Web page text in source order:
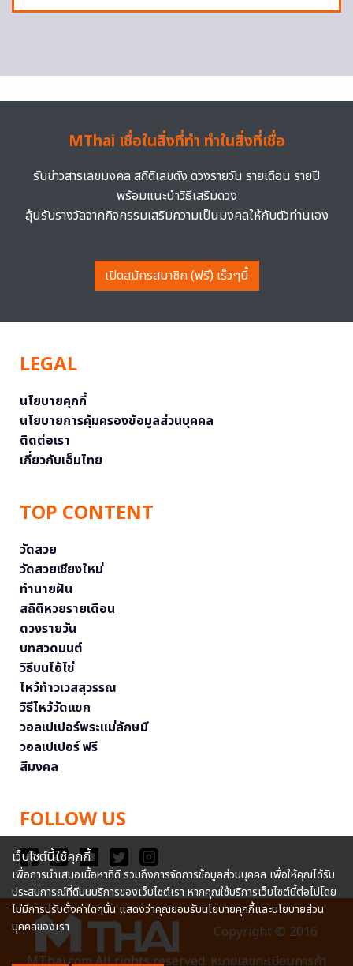
MThai เชื่อในสิ่งที่ทำ ทำในสิ่งที่เชื่อ
รับข่าวสารเลขมงคล สถิติเลขดัง ดวงรายวัน รายเดือน รายปี
พร้อมแนะนำวิธีเสริมดวง
ลุ้นรับรางวัลจากกิจกรรมเสริมความเป็นมงคลให้กับตัวท่านเอง
เปิดสมัครสมาชิก (ฟรี) เร็วๆนี้
LEGAL
นโยบายคุกกี้
นโยบายการคุ้มครองข้อมูลส่วนบุคคล
ติดต่อเรา
เกี่ยวกับเอ็มไทย
TOP CONTENT
วัดสวย
วัดสวยเชียงใหม่
ทำนายฝัน
สถิติหวยรายเดือน
ดวงรายวัน
บทสวดมนต์
วิธีบนไอ้ไข่
ไหว้ท้าวเวสสุวรรณ
วิธีไหว้วัดแขก
วอลเปเปอร์พระแม่ลักษมี
วอลเปเปอร์ ฟรี
สีมงคล
FOLLOW US
Copyright © 2016
MThai.com All rights reserved. หมายเลขทะเบียนการค้า
เว็บไซต์นี้ใช้คุกกี้
เพื่อการนำเสนอเนื้อหาที่ดี รวมถึงการจัดการข้อมูลส่วนบุคคล เพื่อให้คุณได้รับ
ประสบการณ์ที่ดีบนบริการของเว็บไซต์เรา หากคุณใช้บริการเว็บไซต์นี้ต่อไปโดย
ไม่มีการปรับตั้งค่าใดๆนั้น แสดงว่าคุณยอมรับนโยบายคุกกี้และนโยบายส่วน
บุคคลของเรา